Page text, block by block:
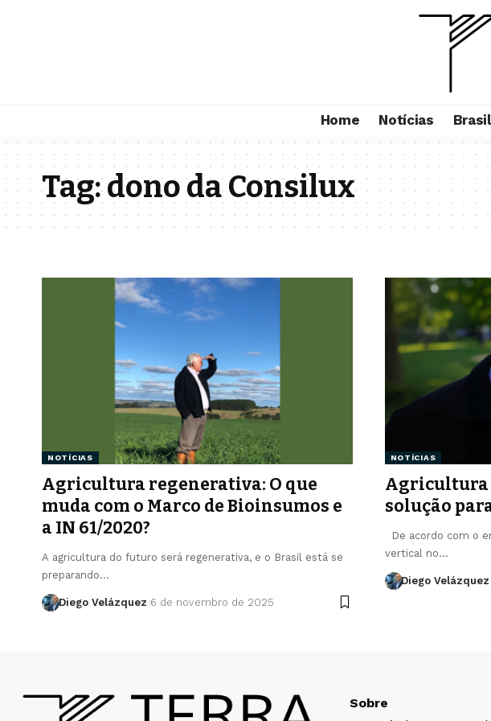
Home Notícias Brasil
Tag:dono da Consilux
NOTÍCIAS
Agricultura regenerativa: O que
muda com o Marco de Bioinsumos e
a IN 61/2020?
A agricultura do futuro será regenerativa, e o Brasil está se
preparando…
Diego Velázquez 6 de novembro de 2025
NOTÍCIAS
Agricultura
solução
De acordo com o
vertical no…
Diego Velázquez
Sobre